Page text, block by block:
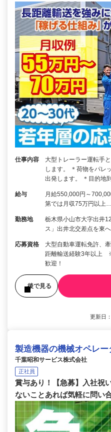
仕事内容
大型トレーラー運転手
します。 ＊荷物をパレ
出発します。 ＊目的地
給与
月給550,000円～
第では月収75万円以上…
勤務地
栃木県小山市大字出井
ス」出井北交差点を東
応募資格
大型自動車運転免許、
距離輸送経験3年以上
歓迎！
後で見る
更新日
製造機器の機械オペレー
千葉昭和サービス株式会社
正社員
賞与あり！【急募】入社祝
ないことあれば気軽に問い